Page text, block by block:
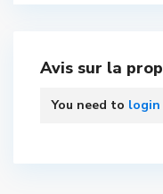
Avis sur la
You need to login